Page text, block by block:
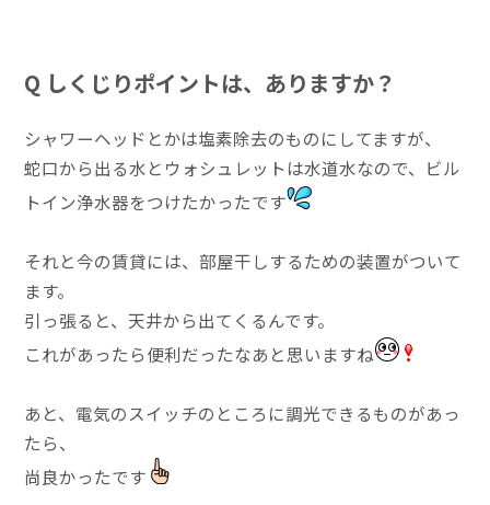
Q しくじりポイントは、ありますか？
シャワーヘッドとかは塩素除去のものにしてますが、
蛇口から出る水とウォシュレットは水道水なので、ビル
トイン浄水器をつけたかったです
それと今の賃貸には、部屋干しするための装置がついて
ます。
引っ張ると、天井から出てくるんです。
これがあったら便利だったなあと思いますね
あと、電気のスイッチのところに調光できるものがあっ
たら、
尚良かったです